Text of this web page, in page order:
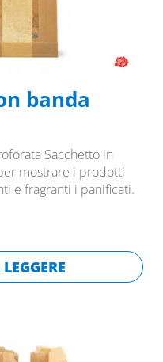
banda
Sacchetto in
mostrare i prodotti
e fragranti i panificati.